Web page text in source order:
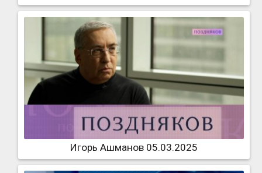
Игорь Ашманов 05.03.2025